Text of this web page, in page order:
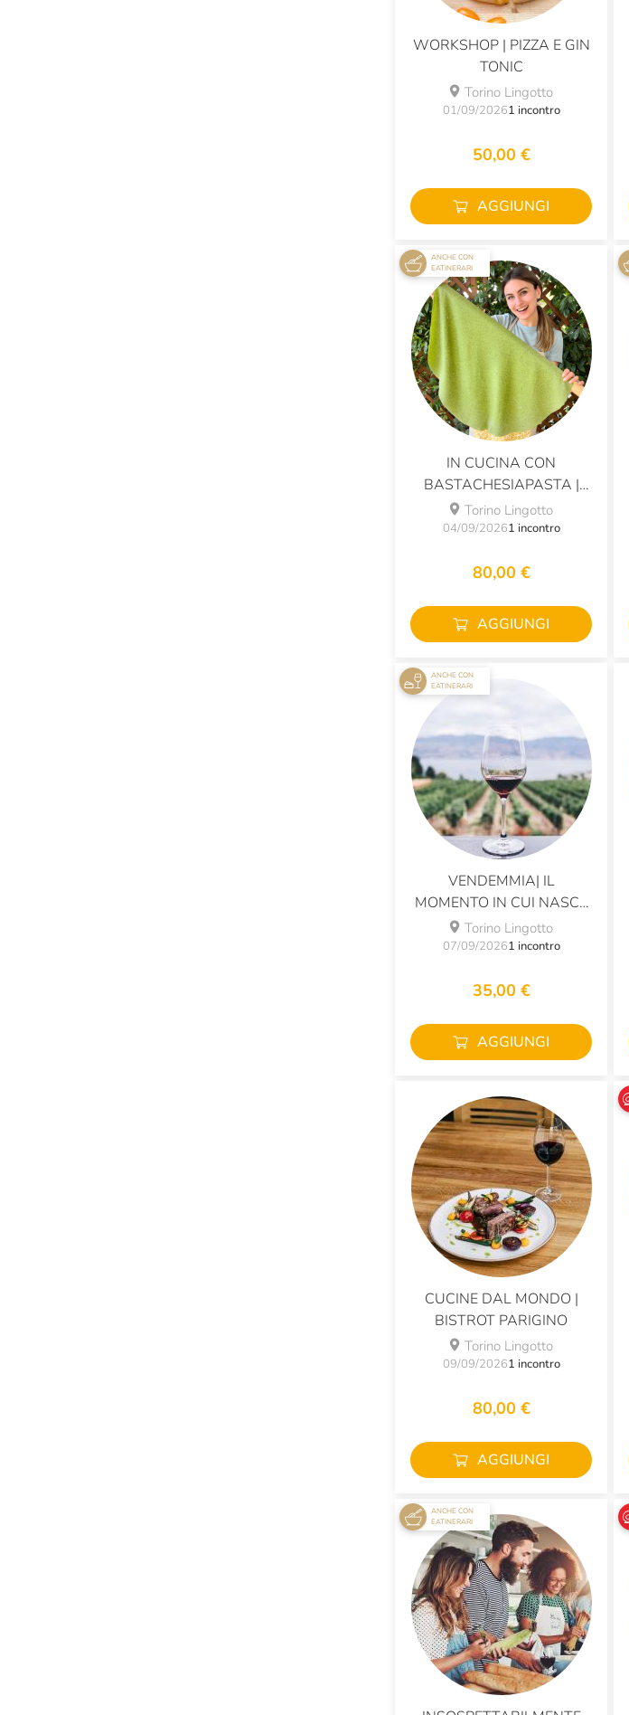
WORKSHOP | PIZZA E GIN
TONIC
Torino Lingotto
01/09/20261 incontro
50,00 €
AGGIUNGI
ANCHE CON
EATINERARI
IN CUCINA CON
BASTACHESIAPASTA |
SPECIALE PASTA
BICOLORE
Torino Lingotto
04/09/20261 incontro
80,00 €
AGGIUNGI
ANCHE CON
EATINERARI
VENDEMMIA| IL
MOMENTO IN CUI NASCE
IL VINO
Torino Lingotto
07/09/20261 incontro
35,00 €
AGGIUNGI
CUCINE DAL MONDO |
BISTROT PARIGINO
Torino Lingotto
09/09/20261 incontro
80,00 €
AGGIUNGI
ANCHE CON
EATINERARI